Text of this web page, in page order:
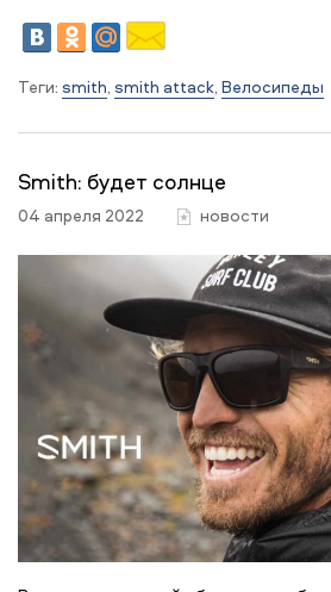
Теги: smith, smith attack, Велосипеды
Smith: будет солнце
04 апреля 2022 новости